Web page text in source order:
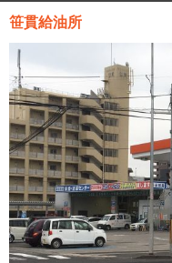
笹貫給油所